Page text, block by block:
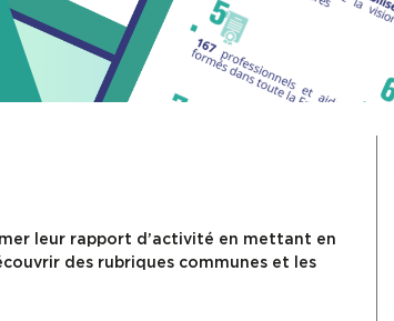
leur rapport d’activité en mettant en
des rubriques communes et les